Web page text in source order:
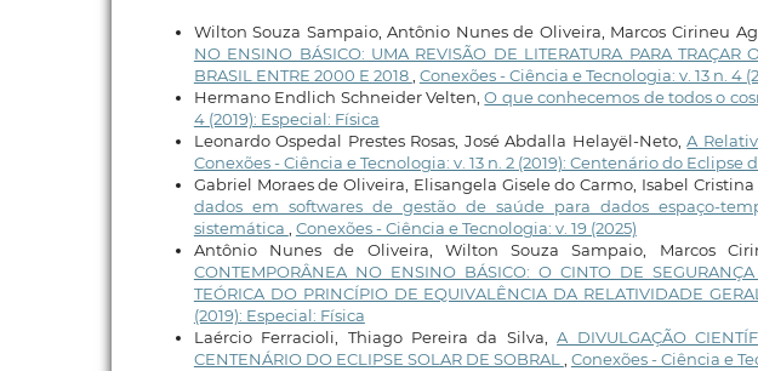
Wilton Souza Sampaio, Antônio Nunes de Oliveira, Marcos Cirineu
NO ENSINO BÁSICO: UMA REVISÃO DE LITERATURA PARA
BRASIL ENTRE 2000 E 2018 Conexões - Ciência e Tecnologia: v. 13 n. 4
Hermano Endlich Schneider Velten,O que conhecemos de todos o
4 (2019): Especial: Física
Leonardo Ospedal Prestes Rosas, José Abdalla Helayël-Neto,A
Conexões - Ciência e Tecnologia: v. 13 n. 2 (2019): Centenário do Eclipse
Gabriel Moraes de Oliveira, Elisangela Gisele do Carmo, Isabel Cristina
dados em softwares de gestão de saúde para dados espaço-
sistemática
Conexões - Ciência e Tecnologia: v. 19 (2025)
Antônio Nunes de Oliveira, Wilton Souza Sampaio, Marcos
CONTEMPORÂNEA NO ENSINO BÁSICO: O CINTO DE
TEÓRICA DO PRINCÍPIO DE EQUIVALÊNCIA DA RELATIVIDADE
(2019): Especial: Física
Laércio Ferracioli, Thiago Pereira da Silva,A DIVULGAÇÃO
CENTENÁRIO DO ECLIPSE SOLAR DE SOBRAL
Conexões - Ciência e